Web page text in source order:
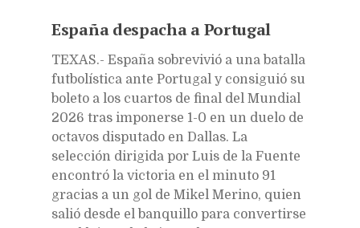
España despacha a Portugal
TEXAS.- España sobrevivió a una batalla
futbolística ante Portugal y consiguió su
boleto a los cuartos de final del Mundial
2026 tras imponerse 1-0 en un duelo de
octavos disputado en Dallas. La
selección dirigida por Luis de la Fuente
encontró la victoria en el minuto 91
gracias a un gol de Mikel Merino, quien
salió desde el banquillo para convertirse